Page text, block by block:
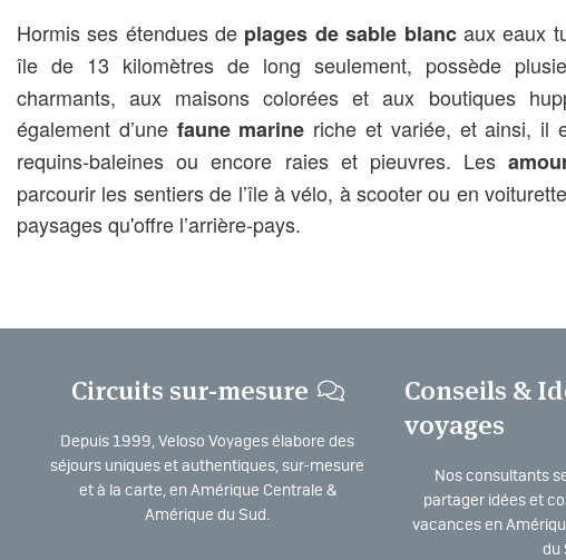
Hormis ses étendues de plages de sable blancaux eaux
île de 13 kilomètres de long seulement, possède
charmants, aux maisons colorées et aux boutiques
également d’une faune marine riche et variée, et ainsi, il
requins-baleines ou encore raies et pieuvres. Les
parcourir les sentiers de l’île à vélo, à scooter ou en
paysages qu'offre l’arrière-pays.
Circuits sur-mesure
Depuis 1999, Veloso Voyages élabore des
séjours uniques et authentiques, sur-mesure
et à la carte, en Amérique Centrale &
Amérique du Sud.
Conseils &
voyages
Nos consultants
partager idées et
vacances en
du